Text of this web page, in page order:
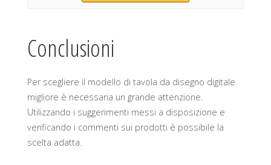
Conclusioni
Per scegliere il modello di tavola da disegno digitale
migliore è necessaria un grande attenzione.
Utilizzando i suggerimenti messi a disposizione e
verificando i commenti sui prodotti è possibile la
scelta adatta.